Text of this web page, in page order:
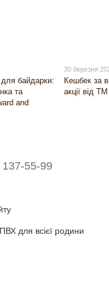
для байдарки:
та
and
30 березня
Кешбек за
акції від
137-55-99
для всієї родини